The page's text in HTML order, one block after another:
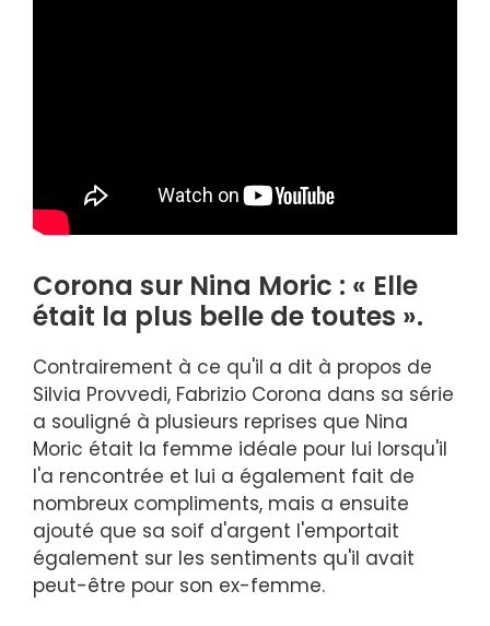
Corona sur Nina Moric : « Elle
était la plus belle de toutes ».
Contrairement à ce qu'il a dit à propos de
Silvia Provvedi, Fabrizio Corona dans sa série
a souligné à plusieurs reprises que Nina
Moric était la femme idéale pour lui lorsqu'il
l'a rencontrée et lui a également fait de
nombreux compliments, mais a ensuite
ajouté que sa soif d'argent l'emportait
également sur les sentiments qu'il avait
peut-être pour son ex-femme.